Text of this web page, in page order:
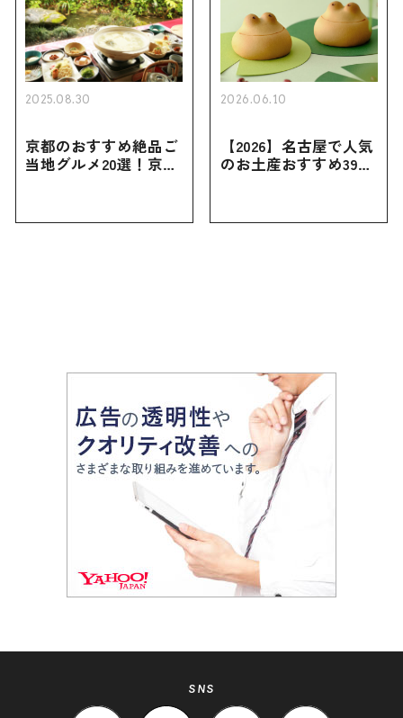
2025.08.30
京都のおすすめ絶品ご
当地グルメ20選！京都
2026.06.10
【2026】名古屋で人気
のお土産おすすめ39選
お土産・ばらまき用ま
SNS